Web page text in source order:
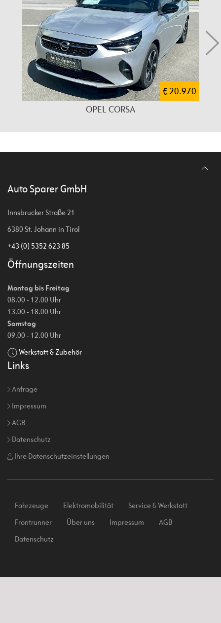
€ 20.970
OPEL CORSA
Auto Sparer GmbH
Innsbrucker Straße 21
6380 St. Johann in Tirol
+43 (0) 5352 623 85
Öffnungszeiten
Montag bis Freitag
08.00 - 12.00 Uhr
13.00 - 18.00 Uhr
Samstag
09.00 - 12.00 Uhr
Werkstatt & Zubehör
Links
Anfrage
Impressum
AGB
Datenschutz
Ihre Datenschutzeinstellungen
Fahrzeuge Elektromobilität
Service & Werkstatt
Frontrunner
Über uns Impressum
AGB
Datenschutz